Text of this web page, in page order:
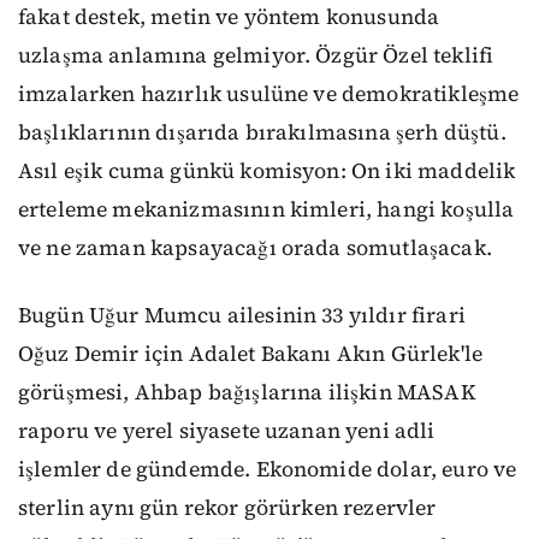
fakat destek, metin ve yöntem konusunda
uzlaşma anlamına gelmiyor. Özgür Özel teklifi
imzalarken hazırlık usulüne ve demokratikleşme
başlıklarının dışarıda bırakılmasına şerh düştü.
Asıl eşik cuma günkü komisyon: On iki maddelik
erteleme mekanizmasının kimleri, hangi koşulla
ve ne zaman kapsayacağı orada somutlaşacak.
Bugün Uğur Mumcu ailesinin 33 yıldır firari
Oğuz Demir için Adalet Bakanı Akın Gürlek'le
görüşmesi, Ahbap bağışlarına ilişkin MASAK
raporu ve yerel siyasete uzanan yeni adli
işlemler de gündemde. Ekonomide dolar, euro ve
sterlin aynı gün rekor görürken rezervler